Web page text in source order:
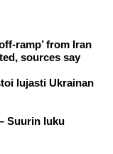
ramp’ from Iran
sources say
lujasti Ukrainan
Suurin luku